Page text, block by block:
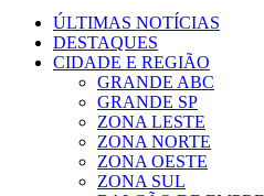
ÚLTIMAS NOTÍCIAS
DESTAQUES
CIDADE E REGIÃO
GRANDE ABC
GRANDE SP
ZONA LESTE
ZONA NORTE
ZONA OESTE
ZONA SUL